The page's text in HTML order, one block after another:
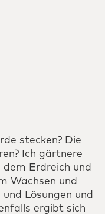
stecken? Die
Ich gärtnere
Erdreich und
Wachsen und
Lösungen und
ergibt sich